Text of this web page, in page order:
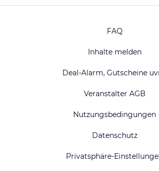
FAQ
Inhalte melden
Deal-Alarm, Gutscheine
Veranstalter AGB
Nutzungsbedingungen
Datenschutz
Privatsphäre-